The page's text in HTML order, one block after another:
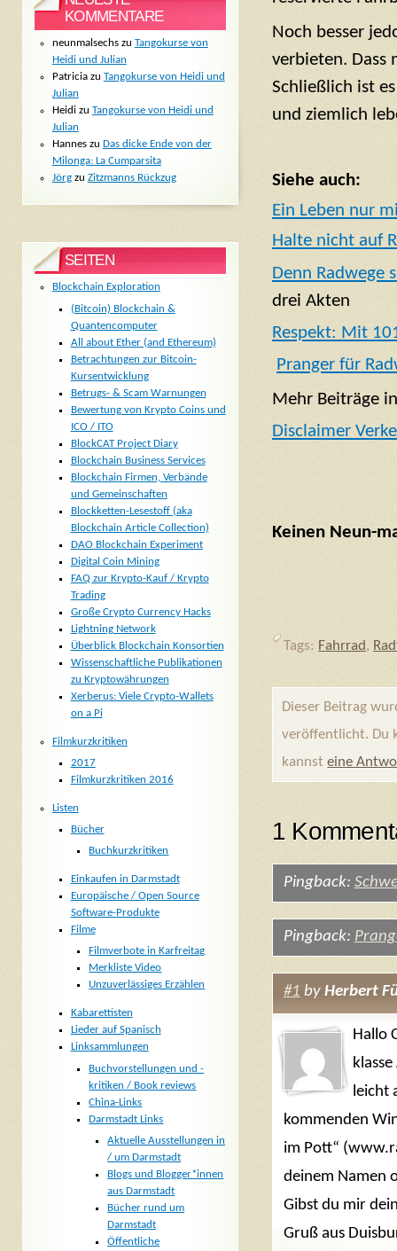
Noch besser
verbieten. Dass
Schließlich ist
und ziemlich
Siehe auch:
Ein Leben nur
Halte nicht auf
Denn Radwege
drei Akten
Respekt: Mit
Pranger für
Mehr Beiträge
Disclaimer
Keinen Neun-
Tags: Fahrrad,
Dieser Beitrag
veröffentlicht. Du
kannsteine
1
Pingback:
Pingback:
#1 by Herbert
Hallo
leicht
kommenden
im Pott“
deinem Namen
Gibst du mir
Gruß aus
KOMMENTARE
neunmalsechszu Tangokurse von
Heidi und Julian
Patriciazu Tangokurse von Heidi und
Julian
Heidizu Tangokurse von Heidi und
Julian
Hanneszu Das dicke Ende von der
Milonga: La Cumparsita
Jörgzu Zitzmanns Rückzug
SEITEN
Blockchain Exploration
(Bitcoin) Blockchain &
Quantencomputer
All about Ether (and Ethereum)
Betrachtungen zur Bitcoin-
Kursentwicklung
Betrugs- & Scam Warnungen
Bewertung von Krypto Coins und
ICO / ITO
BlockCAT Project Diary
Blockchain Business Services
Blockchain Firmen, Verbände
und Gemeinschaften
Blockketten-Lesestoff (aka
Blockchain Article Collection)
DAO Blockchain Experiment
Digital Coin Mining
FAQ zur Krypto-Kauf / Krypto
Trading
Große Crypto Currency Hacks
Lightning Network
Überblick Blockchain Konsortien
Wissenschaftliche Publikationen
zu Kryptowährungen
Xerberus: Viele Crypto-Wallets
on a Pi
Filmkurzkritiken
2017
Filmkurzkritiken 2016
Listen
Bücher
Buchkurzkritiken
Einkaufen in Darmstadt
Europäische / Open Source
Software-Produkte
Filme
Filmverbote in Karfreitag
Merkliste Video
Unzuverlässiges Erzählen
Kabarettisten
Lieder auf Spanisch
Linksammlungen
Buchvorstellungen und -
kritiken / Book reviews
China-Links
Darmstadt Links
Aktuelle Ausstellungen in
/ um Darmstadt
Blogs und Blogger*innen
aus Darmstadt
Bücher rund um
Darmstadt
Öffentliche